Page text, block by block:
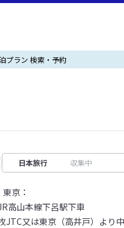
プラン 検索・予約
日本旅行 収集中
京：
高山本線下呂駅下車
JTC又は東京（高井戸）より